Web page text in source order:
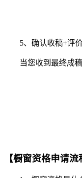
5、确认收稿+评
当您收到最终成稿
【橱窗资格申请流